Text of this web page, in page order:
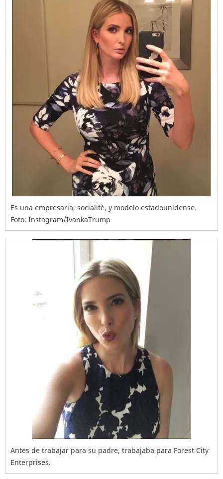
Es una empresaria, socialité, y modelo estadounidense.
Foto: Instagram/IvankaTrump
Antes de trabajar para su padre, trabajaba para Forest City
Enterprises.